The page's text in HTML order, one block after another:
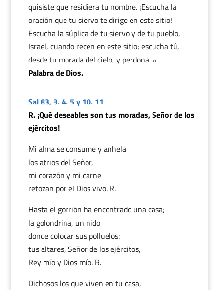
quisiste que residiera tu nombre. ¡Escucha la
oración que tu siervo te dirige en este sitio!
Escucha la súplica de tu siervo y de tu pueblo,
Israel, cuando recen en este sitio; escucha tú,
desde tu morada del cielo, y perdona. »
Palabra de Dios.
Sal 83, 3. 4. 5 y 10. 11
R. ¡Qué deseables son tus moradas, Señor de los
ejércitos!
Mi alma se consume y anhela
los atrios del Señor,
mi corazón y mi carne
retozan por el Dios vivo. R.
Hasta el gorrión ha encontrado una casa;
la golondrina, un nido
donde colocar sus polluelos:
tus altares, Señor de los ejércitos,
Rey mío y Dios mío. R.
Dichosos los que viven en tu casa,